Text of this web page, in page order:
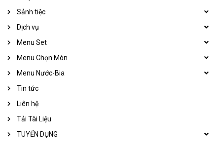
Sảnh tiệc
Dịch vụ
Menu Set
Menu Chọn Món
Menu Nước-Bia
Tin tức
Liên hệ
Tải Tài Liệu
TUYỂN DỤNG